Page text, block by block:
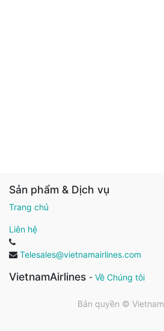
Sản phẩm & Dịch vụ
Trang chủ
Liên hệ
Telesales@vietnamairlines.com
VietnamAirlines - Về Chúng tôi
Bản quyền ©